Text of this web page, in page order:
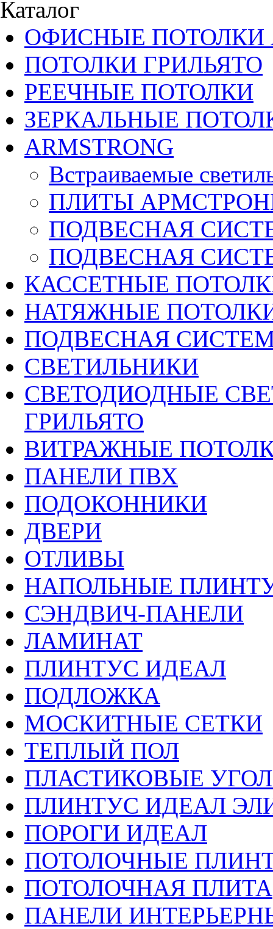
Каталог
ОФИСНЫЕ ПОТОЛКИ
ПОТОЛКИ ГРИЛЬЯТО
РЕЕЧНЫЕ ПОТОЛКИ
ЗЕРКАЛЬНЫЕ
ARMSTRONG
Встраиваемые
ПЛИТЫ
ПОДВЕСНАЯ
ПОДВЕСНАЯ
КАССЕТНЫЕ
НАТЯЖНЫЕ
ПОДВЕСНАЯ
СВЕТИЛЬНИКИ
CВЕТОДИОДНЫЕ
ГРИЛЬЯТО
ВИТРАЖНЫЕ
ПАНЕЛИ ПВХ
ПОДОКОННИКИ
ДВЕРИ
ОТЛИВЫ
НАПОЛЬНЫЕ
СЭНДВИЧ-ПАНЕЛИ
ЛАМИНАТ
ПЛИНТУС ИДЕАЛ
ПОДЛОЖКА
МОСКИТНЫЕ СЕТКИ
ТЕПЛЫЙ ПОЛ
ПЛАСТИКОВЫЕ
ПЛИНТУС ИДЕАЛ
ПОРОГИ ИДЕАЛ
ПОТОЛОЧНЫЕ
ПОТОЛОЧНАЯ ПЛИТА
ПАНЕЛИ